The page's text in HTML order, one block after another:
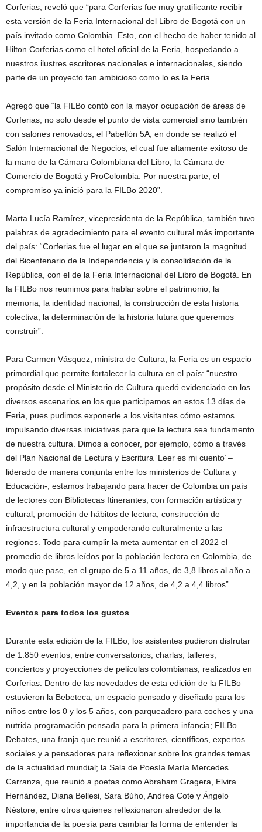
Corferias, reveló que “para Corferias fue muy gratificante recibir
esta versión de la Feria Internacional del Libro de Bogotá con un
país invitado como Colombia. Esto, con el hecho de haber tenido al
Hilton Corferias como el hotel oficial de la Feria, hospedando a
nuestros ilustres escritores nacionales e internacionales, siendo
parte de un proyecto tan ambicioso como lo es la Feria.
Agregó que “la FILBo contó con la mayor ocupación de áreas de
Corferias, no solo desde el punto de vista comercial sino también
con salones renovados; el Pabellón 5A, en donde se realizó el
Salón Internacional de Negocios, el cual fue altamente exitoso de
la mano de la Cámara Colombiana del Libro, la Cámara de
Comercio de Bogotá y ProColombia. Por nuestra parte, el
compromiso ya inició para la FILBo 2020”.
Marta Lucía Ramírez, vicepresidenta de la República, también tuvo
palabras de agradecimiento para el evento cultural más importante
del país: “Corferias fue el lugar en el que se juntaron la magnitud
del Bicentenario de la Independencia y la consolidación de la
República, con el de la Feria Internacional del Libro de Bogotá. En
la FILBo nos reunimos para hablar sobre el patrimonio, la
memoria, la identidad nacional, la construcción de esta historia
colectiva, la determinación de la historia futura que queremos
construir”.
Para Carmen Vásquez, ministra de Cultura, la Feria es un espacio
primordial que permite fortalecer la cultura en el país: “nuestro
propósito desde el Ministerio de Cultura quedó evidenciado en los
diversos escenarios en los que participamos en estos 13 días de
Feria, pues pudimos exponerle a los visitantes cómo estamos
impulsando diversas iniciativas para que la lectura sea fundamento
de nuestra cultura. Dimos a conocer, por ejemplo, cómo a través
del Plan Nacional de Lectura y Escritura ‘Leer es mi cuento’ –
liderado de manera conjunta entre los ministerios de Cultura y
Educación-, estamos trabajando para hacer de Colombia un país
de lectores con Bibliotecas Itinerantes, con formación artística y
cultural, promoción de hábitos de lectura, construcción de
infraestructura cultural y empoderando culturalmente a las
regiones. Todo para cumplir la meta aumentar en el 2022 el
promedio de libros leídos por la población lectora en Colombia, de
modo que pase, en el grupo de 5 a 11 años, de 3,8 libros al año a
4,2, y en la población mayor de 12 años, de 4,2 a 4,4 libros”.
Eventos para todos los gustos
Durante esta edición de la FILBo, los asistentes pudieron disfrutar
de 1.850 eventos, entre conversatorios, charlas, talleres,
conciertos y proyecciones de películas colombianas, realizados en
Corferias. Dentro de las novedades de esta edición de la FILBo
estuvieron la Bebeteca, un espacio pensado y diseñado para los
niños entre los 0 y los 5 años, con parqueadero para coches y una
nutrida programación pensada para la primera infancia; FILBo
Debates, una franja que reunió a escritores, científicos, expertos
sociales y a pensadores para reflexionar sobre los grandes temas
de la actualidad mundial; la Sala de Poesía María Mercedes
Carranza, que reunió a poetas como Abraham Gragera, Elvira
Hernández, Diana Bellesi, Sara Búho, Andrea Cote y Ángelo
Néstore, entre otros quienes reflexionaron alrededor de la
importancia de la poesía para cambiar la forma de entender la